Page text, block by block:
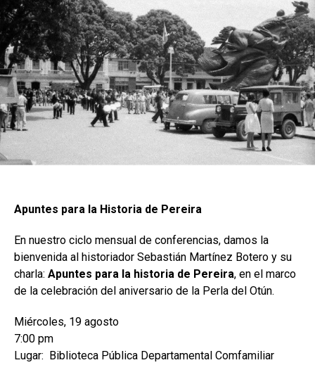
Apuntes para la Historia de Pereira
En nuestro ciclo mensual de conferencias, damos la
bienvenida al historiador Sebastián Martínez Botero y su
charla: Apuntes para la historia de Pereira, en el marco
de la celebración del aniversario de la Perla del Otún.
Miércoles, 19 agosto
7:00 pm
Lugar: Biblioteca Pública Departamental Comfamiliar